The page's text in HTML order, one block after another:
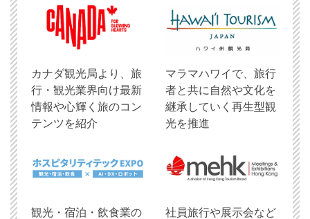
​カナダ観光局より、旅
行・観光業界向け最新
情報や心輝く旅のコン
テンツを紹介
マラマハワイで、旅行
者と共に自然や文化を
継承していく再生型観
光を推進
観光・宿泊・飲食業の
社員旅行や展示会など